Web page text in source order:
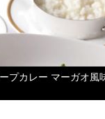
プカレー マーガオ風